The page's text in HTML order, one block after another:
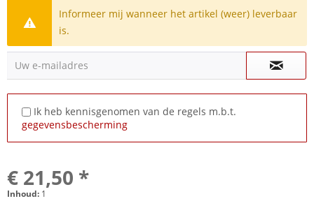
Informeer mij wanneer het artikel (weer) leverbaar
is.
Uw e-mailadres
Ik heb kennisgenomen van de regels m.b.t.
gegevensbescherming
€ 21,50 *
Inhoud: 1